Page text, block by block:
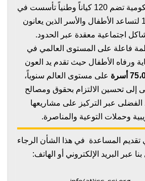
دولية غير حكومية تضم 120 كياناً وطنياً تأسست في
العام 1924 لتساعد الأطفال والأسر الذين يعانون
اجتماعية معقدة عبر الحدود.
فاعلة على المستوى العالمي في
ورفاه الأطفال حيث تقدم يد العون
أسرة
على مستوى العالم سنوياً،
تحسين الالتزام بحقوق ومصالح
الفضلى عبر التركيز على مشاريعها
وحملات التوعية والمناصرة.
تقديم المساعدة في هذا الشأن الرجاء
بنا عبر البريد الإلكتروني أو الهاتف: